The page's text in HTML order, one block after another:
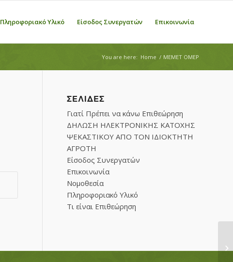
Πληροφοριακό Υλικό Είσοδος Συνεργατών Επικοινωνία
You are here: Home / ΜΕΜΕΤ ΟΜΕΡ
ΣΕΛΊΔΕΣ
Γιατί Πρέπει να κάνω Επιθεώρηση
ΔΗΛΩΣΗ ΗΛΕΚΤΡΟΝΙΚΗΣ ΚΑΤΟΧΗΣ
ΨΕΚΑΣΤΙΚΟΥ ΑΠΟ ΤΟΝ ΙΔΙΟΚΤΗΤΗ
ΑΓΡΟΤΗ
Είσοδος Συνεργατών
Επικοινωνία
Νομοθεσία
Πληροφοριακό Υλικό
Τι είναι Επιθεώρηση